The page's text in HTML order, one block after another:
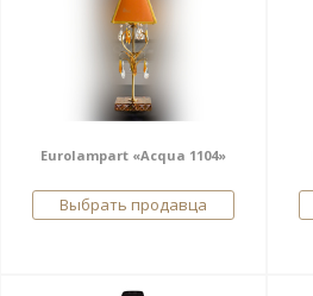
Eurolampart «Acqua 1104»
Выбрать продавца